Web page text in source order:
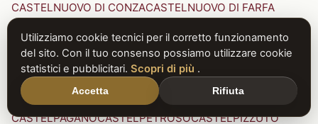
CASTELNUOVO DI CONZACASTELNUOVO DI FARFA
CASTELNUOVO DI PORTO CASTELNUOVO DON BOSCO
CASTELNUOVO MAGRACASTELNUOVO NIGRA
CASTELNUOVO PARANOCASTELNUOVO RANGONE
CASTELNUOVO SCRIVIA
CASTELNUOVO VAL DI CECINA
CASTELPAGANOCASTELPETROSOCASTELPIZZUTO
Utilizziamo cookie tecnici per il corretto funzionamento
del sito. Con il tuo consenso possiamo utilizzare cookie
statistici e pubblicitari. Scopri di più .
Accetta Rifiuta